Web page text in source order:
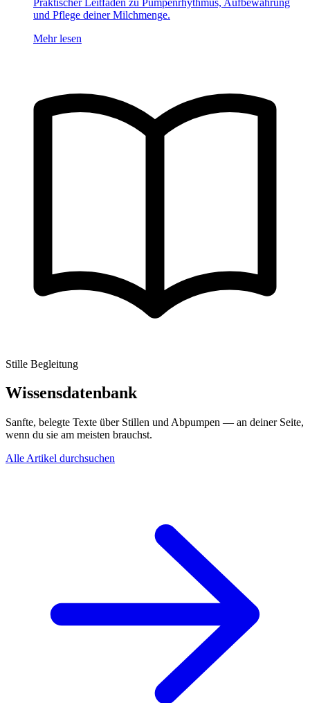
und Pflege deiner Milchmenge.
Mehr lesen
Stille Begleitung
Wissensdatenbank
Sanfte, belegte Texte über Stillen und Abpumpen — an deiner Seite,
wenn du sie am meisten brauchst.
Alle Artikel durchsuchen